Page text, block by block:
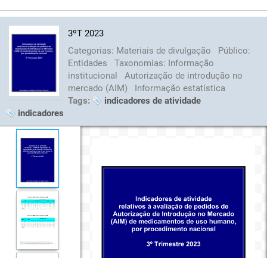
3ºT 2023
Categorias: Materiais de divulgação
Público:
Entidades
Taxonomias: Informação
institucional
Autorização de introdução no
mercado (AIM)
Informação estatística
Tags:
indicadores de atividade
indicadores